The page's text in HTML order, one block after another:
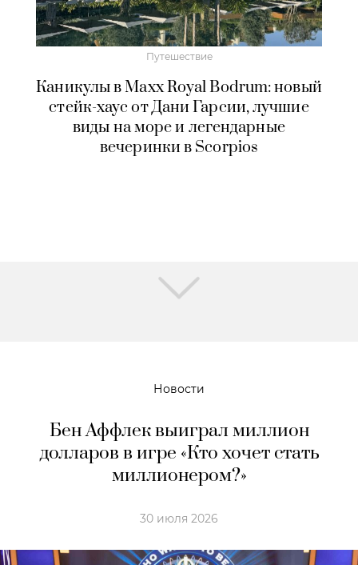
Путешествие
Каникулы в Maxx Royal Bodrum: новый
стейк-хаус от Дани Гарсии, лучшие
виды на море и легендарные
вечеринки в Scorpios
Новости
Бен Аффлек выиграл миллион
долларов в игре «Кто хочет стать
миллионером?»
30 июля 2026